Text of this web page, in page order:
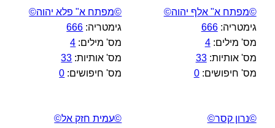
©מפתח א" אלף יהוה©
גימטריה:666
מס' מילים:4
מס' אותיות:33
מס' חיפושים:0
©מפתח א" פלא יהוה©
גימטריה: 666
מס' מילים: 4
מס' אותיות: 33
מס' חיפושים: 0
©נרון קסר©
©עמית חזק אל©